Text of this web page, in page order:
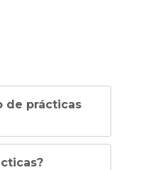
de prácticas